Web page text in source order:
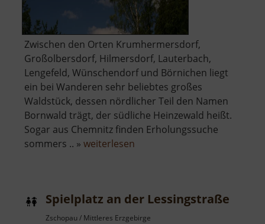
Zwischen den Orten Krumhermersdorf,
Großolbersdorf, Hilmersdorf, Lauterbach,
Lengefeld, Wünschendorf und Börnichen liegt
ein bei Wanderen sehr beliebtes großes
Waldstück, dessen nördlicher Teil den Namen
Bornwald trägt, der südliche Heinzewald heißt.
Sogar aus Chemnitz finden Erholungssuche
sommers .. » weiterlesen
Spielplatz an der Lessingstraße
Zschopau / Mittleres Erzgebirge